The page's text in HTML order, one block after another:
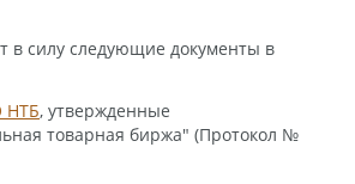
в силу следующие документы в
НТБ, утвержденные
товарная биржа" (Протокол №